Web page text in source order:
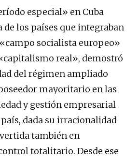
especial» en Cuba
de los países que integraban
socialista europeo»
real», demostró
del régimen ampliado
mayoritario en las
y gestión empresarial
dada su irracionalidad
también en
totalitario. Desde ese